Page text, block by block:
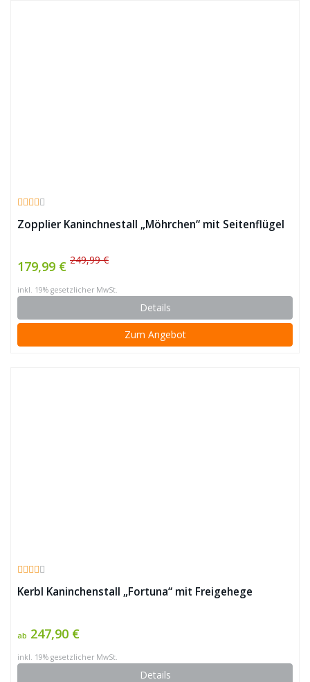
Zopplier Kaninchnestall „Möhrchen“ mit Seitenflügel
179,99 € 249,99 €
inkl. 19% gesetzlicher MwSt.
Details
Zum Angebot
Kerbl Kaninchenstall „Fortuna“ mit Freigehege
ab 247,90 €
inkl. 19% gesetzlicher MwSt.
Details